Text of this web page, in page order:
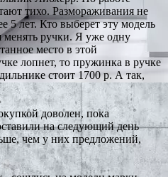
тихо. Размораживания не
5 лет. Кто выберет эту модель
менять ручки. Я уже одну
место в этой
лопнет, то пружинка в ручке
стоит 1700 р. А так,
доволен, пока
на следующий день
чем у них предложений,